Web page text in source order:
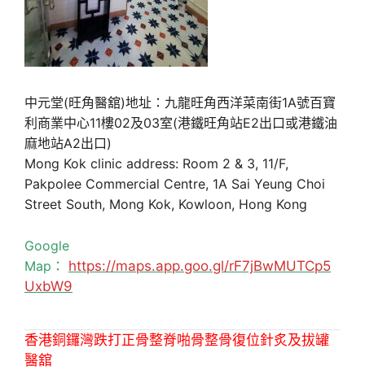
中元堂(旺角醫舘)地址：九龍旺角西洋菜南街1A號百寶
利商業中心11樓02及03室(港鐵旺角站E2出口或港鐵油
麻地站A2出口)
Mong Kok clinic address: Room 2 & 3, 11/F,
Pakpolee Commercial Centre, 1A Sai Yeung Choi
Street South, Mong Kok, Kowloon, Hong Kong
Google
Map： https://maps.app.goo.gl/rF7jBwMUTCp5
UxbW9
香港銅鑼灣跌打正骨整脊啪骨整骨復位針炙及拔罐
醫舘